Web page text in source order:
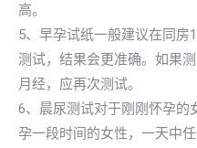
高。
5、早孕试纸一般建议在同房
测试，结果会更准确。如果
月经，应再次测试。
6、晨尿测试对于刚刚怀孕的
孕一段时间的女性，一天中